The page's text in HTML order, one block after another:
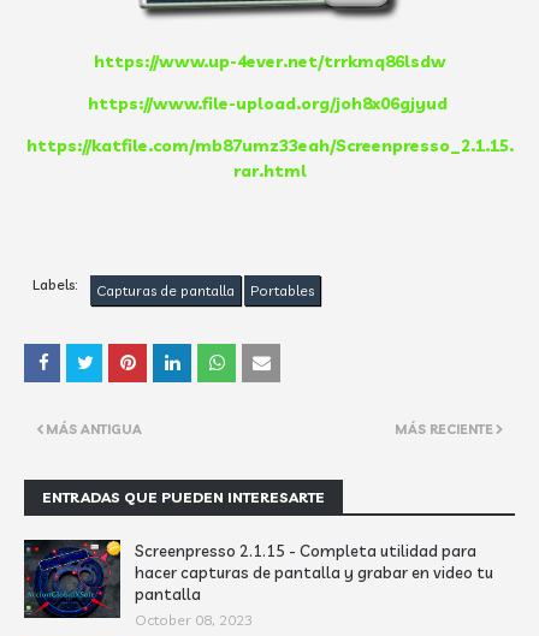
https://www.up-4ever.net/trrkmq86lsdw
https://www.file-upload.org/joh8x06gjyud
https://katfile.com/mb87umz33eah/Screenpresso_2.1.15.
rar.html
Labels: Capturas de pantalla Portables
MÁS RECIENTE
MÁS ANTIGUA
ENTRADAS QUE PUEDEN INTERESARTE
Screenpresso 2.1.15 - Completa utilidad para
hacer capturas de pantalla y grabar en video tu
pantalla
October 08, 2023